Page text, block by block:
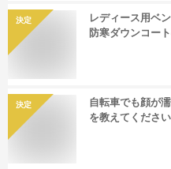
決定
レディース用ベ
防寒ダウンコー
決定
自転車でも顔が
を教えてください